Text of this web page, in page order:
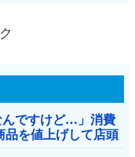
んですけど…」消費
品を値上げして店頭